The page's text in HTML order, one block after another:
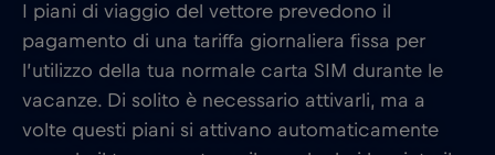
I piani di viaggio del vettore prevedono il
pagamento di una tariffa giornaliera fissa per
l’utilizzo della tua normale carta SIM durante le
vacanze. Di solito è necessario attivarli, ma a
volte questi piani si attivano automaticamente